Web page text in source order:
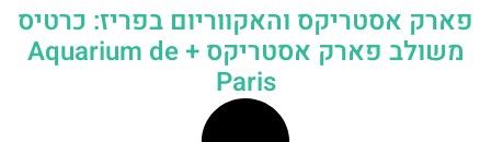
פארק אסטריקס והאקווריום בפריז: כרטיס
משולב פארק אסטריקס + Aquarium de
Paris